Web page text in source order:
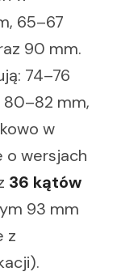
65–67
90 mm.
74–76
80–82 mm,
w
o wersjach
36 kątów
93 mm
z